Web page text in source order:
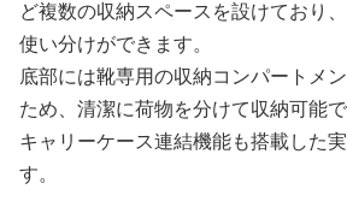
ど複数の収納スペースを設けており
使い分けができます。
底部には靴専用の収納コンパートメ
ため、清潔に荷物を分けて収納可能で
キャリーケース連結機能も搭載した
す。